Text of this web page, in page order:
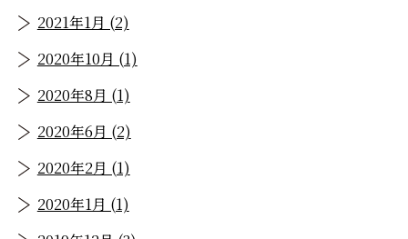
2021年1月 (2)
2020年10月 (1)
2020年8月 (1)
2020年6月 (2)
2020年2月 (1)
2020年1月 (1)